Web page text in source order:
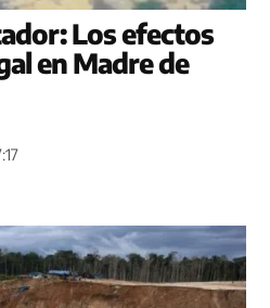
Los efectos
en Madre de